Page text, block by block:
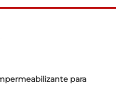
para